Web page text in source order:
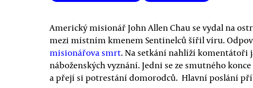
Americký misionář John Allen Chau se vydal na
mezi místním kmenem Sentinelců šířil víru.
misionářova smrt. Na setkání nahlíží komentátoři
náboženských vyznání. Jedni se ze smutného
a přejí si potrestání domorodců. Hlavní poslání